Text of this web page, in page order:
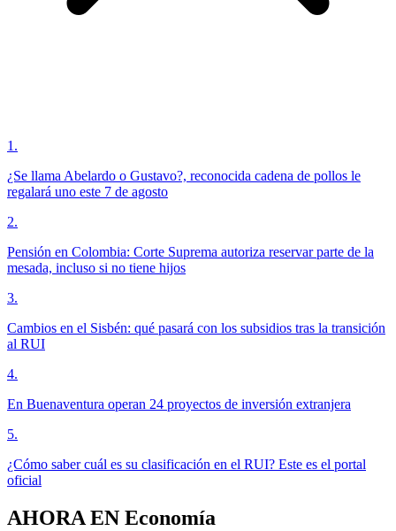
1 .
¿Se llama Abelardo o Gustavo?, reconocida cadena de pollos le
regalará uno este 7 de agosto
2.
Pensión en Colombia: Corte Suprema autoriza reservar parte de la
mesada, incluso si no tiene hijos
3.
Cambios en el Sisbén: qué pasará con los subsidios tras la transición
al RUI
4.
En Buenaventura operan 24 proyectos de inversión extranjera
5.
¿Cómo saber cuál es su clasificación en el RUI? Este es el portal
oficial
AHORA EN Economía